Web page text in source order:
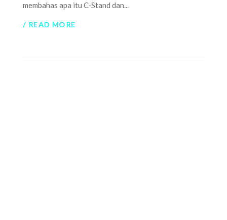
membahas apa itu C-Stand dan...
/ READ MORE